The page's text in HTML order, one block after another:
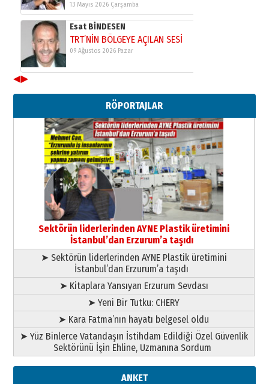
13 Mayıs 2026 Çarşamba
Esat BİNDESEN
TRT’NİN BÖLGEYE AÇILAN SESİ
09 Ağustos 2026 Pazar
Erzurumspor’un köşe taşları
29 Haziran 2026 Pazartesi
Kenan GÜLERCİ
Murat Şahsuvaroğlu ERKON’da
çıtayı yukarı taşırken,
yönetimdekiler aşağı
çekmemeli!
17 Şubat 2026 Salı Orhan BOZKURT
Bir fotoğraf, bir şehir, bir
gazeteci… Dizginler kimin
elinde?
A. Berhan Yılmaz
BİR BÖLÜM DEĞİL, BİR ÖMÜR
SEÇİYORSUNUZ… “NEDEN
ATATÜRK ÜNİVERSİTESİ?”
28 Temmuz 2026 Salı
Ahmet Gökhan YAZICI
Ahmed Yesevi’den bir Alperen…
”Reisimiz” idi… Hakka yürüdü.!
26 Mart 2026 Perşembe
◀▶
RÖPORTAJLAR
Sektörün liderlerinden AYNE Plastik üretimini
İstanbul’dan Erzurum’a taşıdı
➤ Sektörün liderlerinden AYNE Plastik üretimini
İstanbul’dan Erzurum’a taşıdı
➤ Kitaplara Yansıyan Erzurum Sevdası
➤ Yeni Bir Tutku: CHERY
➤ Kara Fatma’nın hayatı belgesel oldu
➤ Yüz Binlerce Vatandaşın İstihdam Edildiği Özel Güvenlik
Sektörünü İşin Ehline, Uzmanına Sordum
ANKET